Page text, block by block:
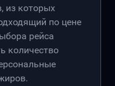
из которых
по цене
рейса
количество